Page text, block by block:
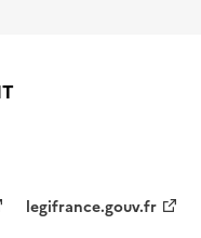
legifrance.gouv.fr